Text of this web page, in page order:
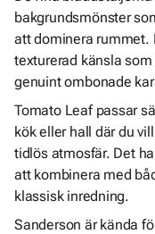
bakgrundsmönster
att dominera rummet.
texturerad känsla
genuint ombonade
Tomato Leaf passar
kök eller hall där du
tidlös atmosfär. Det
att kombinera med
klassisk inredning.
Sanderson är kända